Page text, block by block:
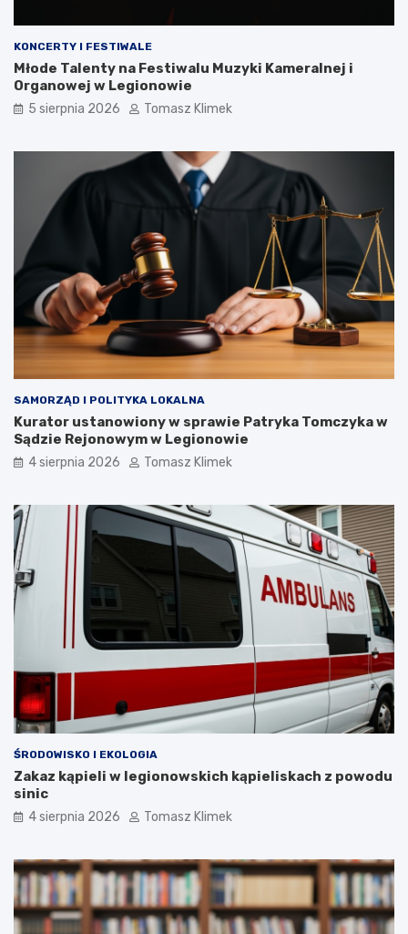
KONCERTY I FESTIWALE
Młode Talenty na Festiwalu Muzyki Kameralnej i
Organowej w Legionowie
5 sierpnia 2026 Tomasz Klimek
SAMORZĄD I POLITYKA LOKALNA
Kurator ustanowiony w sprawie Patryka Tomczyka w
Sądzie Rejonowym w Legionowie
4 sierpnia 2026 Tomasz Klimek
ŚRODOWISKO I EKOLOGIA
Zakaz kąpieli w legionowskich kąpieliskach z powodu
sinic
4 sierpnia 2026 Tomasz Klimek